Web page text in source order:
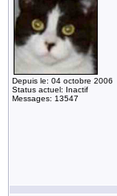
Depuis le: 04 octobre 2006
Status actuel: Inactif
Messages: 13547